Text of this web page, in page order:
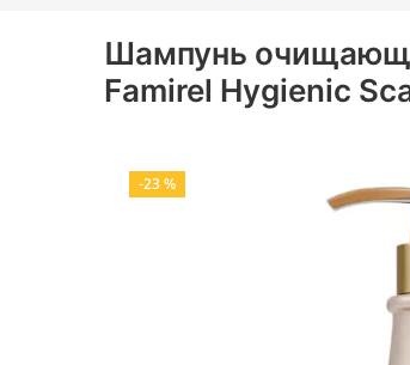
Шампунь
Famirel Hygienic
-23 %